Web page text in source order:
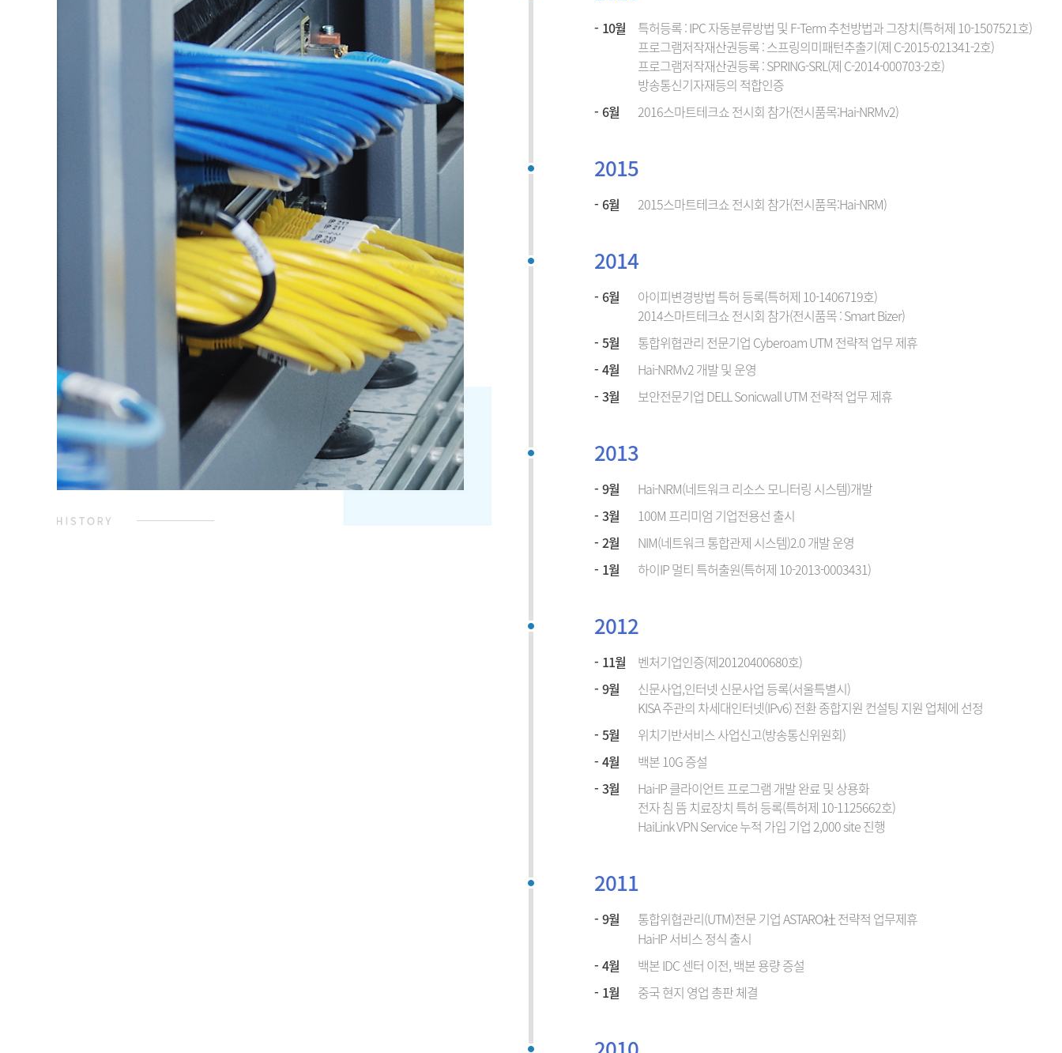
10월
특허등록 : IPC 자동분류방법 및 F-Term 추천방법과 그장치(특허제 10-1507521호)
프로그램저작재산권등록 : 스프링의미패턴추출기(제 C-2015-021341-2호)
프로그램저작재산권등록 : SPRING-SRL(제 C-2014-000703-2호)
방송통신기자재등의 적합인증
6월
2016스마트테크쇼 전시회 참가(전시품목:Hai-NRMv2)
2015
6월 2015스마트테크쇼 전시회 참가(전시품목:Hai-NRM)
2014
6월
아이피변경방법 특허 등록(특허제 10-1406719호)
2014스마트테크쇼 전시회 참가(전시품목 : Smart Bizer)
5월
통합위협관리 전문기업 Cyberoam UTM 전략적 업무 제휴
4월
Hai-NRMv2 개발 및 운영
3월
보안전문기업 DELL Sonicwall UTM 전략적 업무 제휴
2013
9월
Hai-NRM(네트워크 리소스 모니터링 시스템)개발
3월
100M 프리미엄 기업전용선 출시
2월
NIM(네트워크 통합관제 시스템)2.0 개발 운영
1월
하이IP 멀티 특허출원(특허제 10-2013-0003431)
2012
11월
벤처기업인증(제20120400680호)
9월
신문사업,인터넷 신문사업 등록(서울특별시)
KISA 주관의 차세대인터넷(IPv6) 전환 종합지원 컨설팅 지원 업체에 선정
5월
위치기반서비스 사업신고(방송통신위원회)
4월
백본 10G 증설
3월
Hai-IP 클라이언트 프로그램 개발 완료 및 상용화
전자 침 뜸 치료장치 특허 등록(특허제 10-1125662호)
HaiLink VPN Service 누적 가입 기업 2,000 site 진행
2011
9월
통합위협관리(UTM)전문 기업 ASTARO社 전략적 업무제휴
Hai-IP 서비스 정식 출시
4월
백본 IDC 센터 이전, 백본 용량 증설
1월
중국 현지 영업 총판 체결